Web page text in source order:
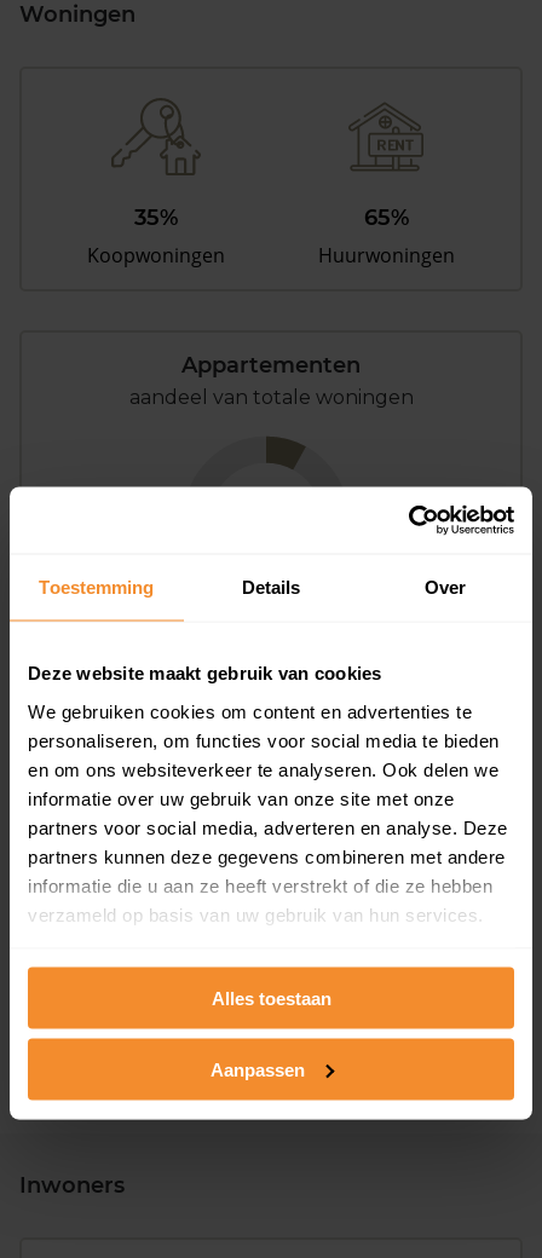
Toestemming Details Over
Deze website maakt gebruik van cookies
We gebruiken cookies om content en advertenties te
personaliseren, om functies voor social media te bieden
en om ons websiteverkeer te analyseren. Ook delen we
informatie over uw gebruik van onze site met onze
partners voor social media, adverteren en analyse. Deze
partners kunnen deze gegevens combineren met andere
informatie die u aan ze heeft verstrekt of die ze hebben
verzameld op basis van uw gebruik van hun services.
Alles toestaan
Aanpassen
Woningen
35%
Koopwoningen
65%
Huurwoningen
Appartementen
aandeel van totale woningen
T/m 1945
38%
2008 of later
11%
Inwoners